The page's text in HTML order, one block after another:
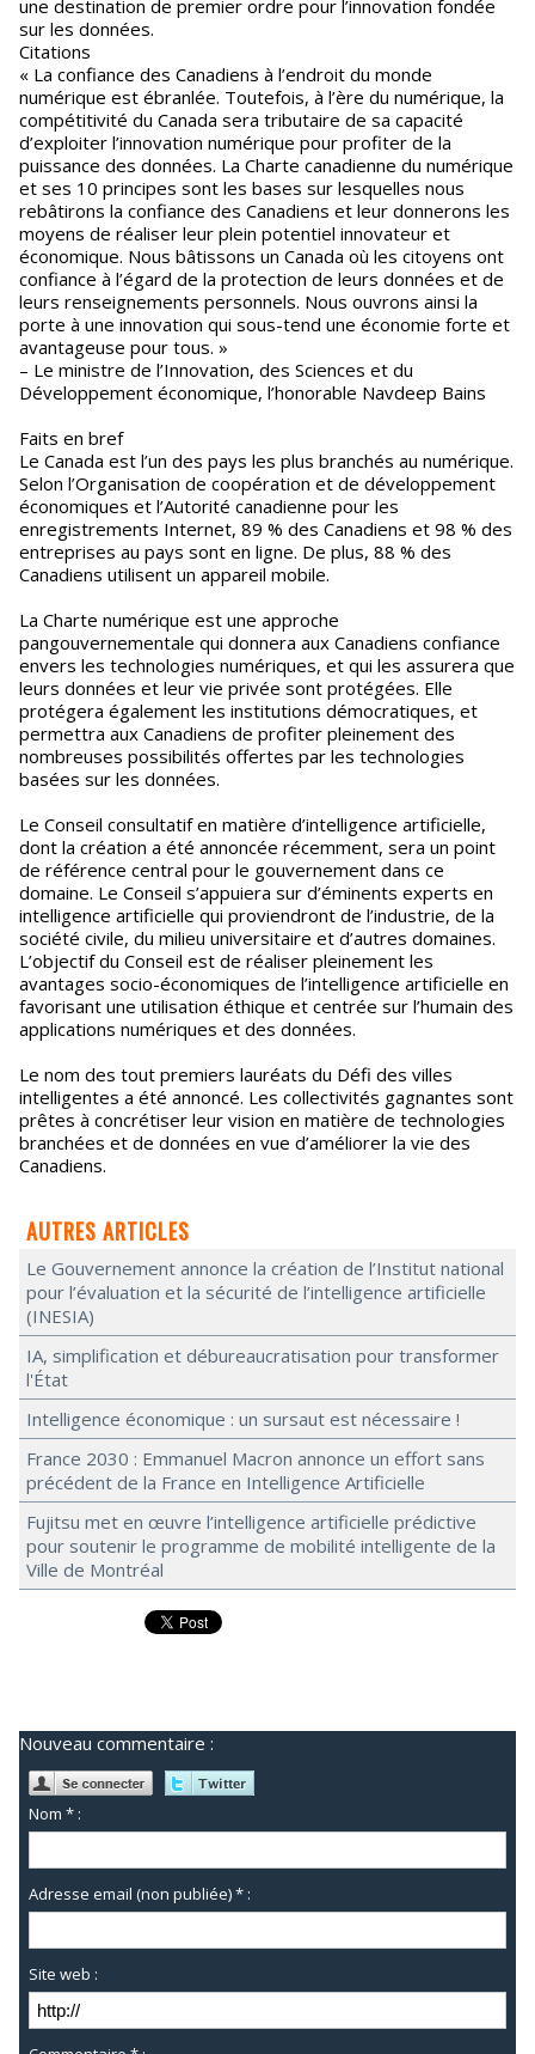
une destination de premier ordre pour l’innovation fondée
sur les données.
Citations
« La confiance des Canadiens à l’endroit du monde
numérique est ébranlée. Toutefois, à l’ère du numérique, la
compétitivité du Canada sera tributaire de sa capacité
d’exploiter l’innovation numérique pour profiter de la
puissance des données. La Charte canadienne du numérique
et ses 10 principes sont les bases sur lesquelles nous
rebâtirons la confiance des Canadiens et leur donnerons les
moyens de réaliser leur plein potentiel innovateur et
économique. Nous bâtissons un Canada où les citoyens ont
confiance à l’égard de la protection de leurs données et de
leurs renseignements personnels. Nous ouvrons ainsi la
porte à une innovation qui sous-tend une économie forte et
avantageuse pour tous. »
– Le ministre de l’Innovation, des Sciences et du
Développement économique, l’honorable Navdeep Bains
Faits en bref
Le Canada est l’un des pays les plus branchés au numérique.
Selon l’Organisation de coopération et de développement
économiques et l’Autorité canadienne pour les
enregistrements Internet, 89 % des Canadiens et 98 % des
entreprises au pays sont en ligne. De plus, 88 % des
Canadiens utilisent un appareil mobile.
La Charte numérique est une approche
pangouvernementale qui donnera aux Canadiens confiance
envers les technologies numériques, et qui les assurera que
leurs données et leur vie privée sont protégées. Elle
protégera également les institutions démocratiques, et
permettra aux Canadiens de profiter pleinement des
nombreuses possibilités offertes par les technologies
basées sur les données.
Le Conseil consultatif en matière d’intelligence artificielle,
dont la création a été annoncée récemment, sera un point
de référence central pour le gouvernement dans ce
domaine. Le Conseil s’appuiera sur d’éminents experts en
intelligence artificielle qui proviendront de l’industrie, de la
société civile, du milieu universitaire et d’autres domaines.
L’objectif du Conseil est de réaliser pleinement les
avantages socio-économiques de l’intelligence artificielle en
favorisant une utilisation éthique et centrée sur l’humain des
applications numériques et des données.
Le nom des tout premiers lauréats du Défi des villes
intelligentes a été annoncé. Les collectivités gagnantes sont
prêtes à concrétiser leur vision en matière de technologies
branchées et de données en vue d’améliorer la vie des
Canadiens.
AUTRES ARTICLES
Le Gouvernement annonce la création de l’Institut national
pour l’évaluation et la sécurité de l’intelligence artificielle
(INESIA)
IA, simplification et débureaucratisation pour transformer
l'État
Intelligence économique : un sursaut est nécessaire !
France 2030 : Emmanuel Macron annonce un effort sans
précédent de la France en Intelligence Artificielle
Fujitsu met en œuvre l’intelligence artificielle prédictive
pour soutenir le programme de mobilité intelligente de la
Ville de Montréal
Nouveau commentaire :
Nom * :
Adresse email (non publiée) * :
Site web :